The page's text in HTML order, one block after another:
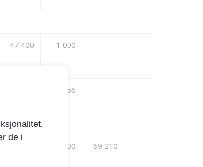
47 400 1 000
-13 656
4 500 69 210
de i